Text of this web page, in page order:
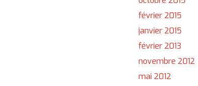
février 2015
janvier 2015
février 2013
novembre 2012
mai 2012